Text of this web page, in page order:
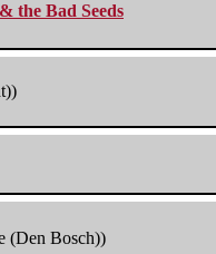
the Bad Seeds
(Den Bosch))